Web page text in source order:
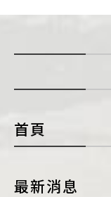
首頁
最新消息